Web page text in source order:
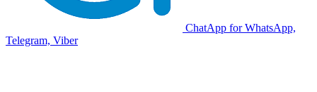
ChatApp for WhatsApp,
Telegram, Viber